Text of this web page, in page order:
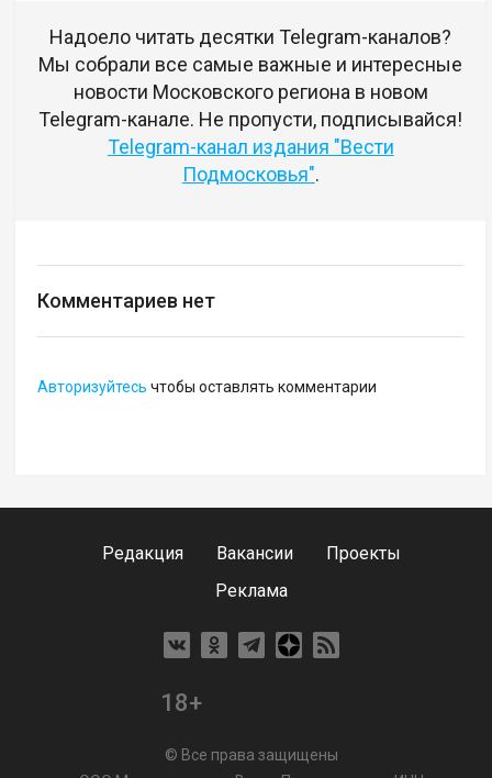
Надоело читать десятки Telegram-каналов?
Мы собрали все самые важные и интересные
новости Московского региона в новом
Telegram-канале. Не пропусти, подписывайся!
Telegram-канал издания "Вести
Подмосковья".
Комментариев нет
Авторизуйтесь чтобы оставлять комментарии
Редакция Вакансии
Проекты
Реклама
18+
© Все права защищены